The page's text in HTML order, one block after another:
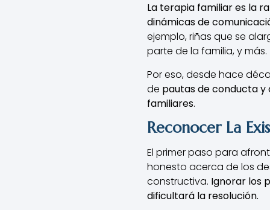
La terapia familiar es la
dinámicas de
ejemplo, riñas que se
parte de la familia, y más.
Por eso, desde hace
de pautas de conducta y
familiares.
Reconocer La
El primer paso para
honesto acerca de los
constructiva. Ignorar los
dificultará la resolución.